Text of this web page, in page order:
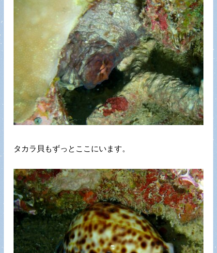
タカラ貝もずっとここにいます。